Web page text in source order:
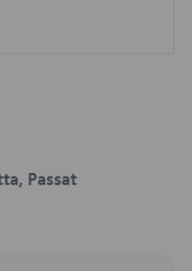
Passat